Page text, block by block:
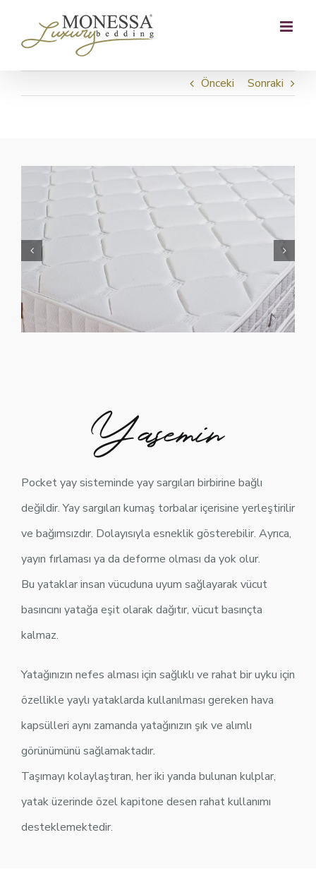
Önceki
Sonraki
Pocket yay sisteminde yay sargıları birbirine bağlı
değildir. Yay sargıları kumaş torbalar içerisine yerleştirilir
ve bağımsızdır. Dolayısıyla esneklik gösterebilir. Ayrıca,
yayın fırlaması ya da deforme olması da yok olur.
Bu yataklar insan vücuduna uyum sağlayarak vücut
basıncını yatağa eşit olarak dağıtır, vücut basınçta
kalmaz.
Yatağınızın nefes alması için sağlıklı ve rahat bir uyku için
özellikle yaylı yataklarda kullanılması gereken hava
kapsülleri aynı zamanda yatağınızın şık ve alımlı
görünümünü sağlamaktadır.
Taşımayı kolaylaştıran, her iki yanda bulunan kulplar,
yatak üzerinde özel kapitone desen rahat kullanımı
desteklemektedir.